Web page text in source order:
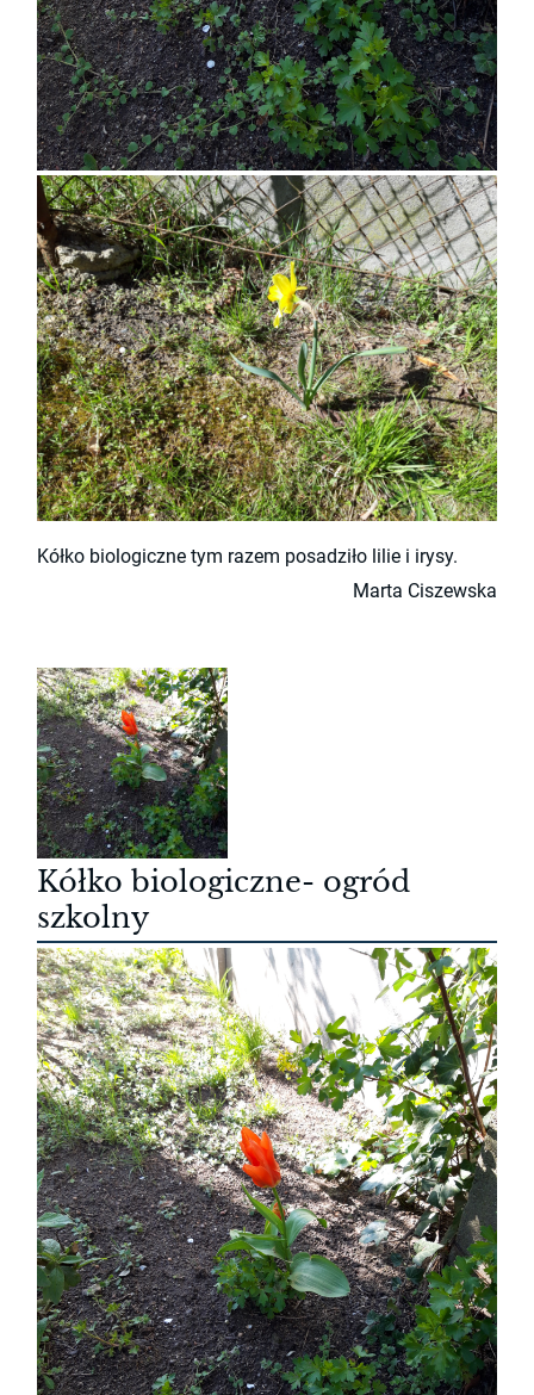
Kółko biologiczne tym razem posadziło lilie i irysy.
Marta Ciszewska
Kółko biologiczne- ogród
szkolny